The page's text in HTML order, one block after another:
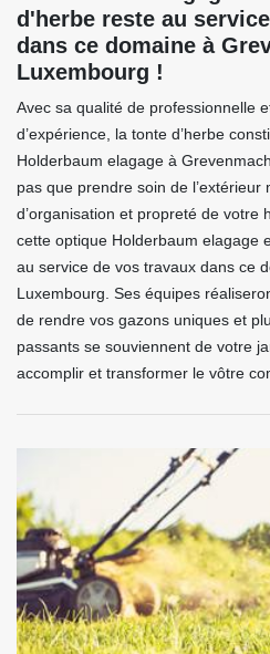
d'herbe reste au
dans ce domaine à
Luxembourg !
Avec sa qualité de professionnelle
d’expérience, la tonte d’herbe
Holderbaum elagage à
pas que prendre soin de
d’organisation et propreté de votre
cette optique Holderbaum elagage
au service de vos travaux dans ce
Luxembourg. Ses équipes
de rendre vos gazons uniques et
passants se souviennent de votre
accomplir et transformer le vôtre